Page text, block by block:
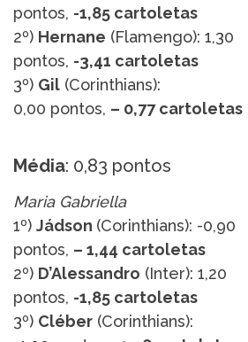
pontos, -1,85 cartoletas
2º) Hernane (Flamengo): 1,30
pontos, -3,41 cartoletas
3º) Gil (Corinthians):
0,00 pontos, – 0,77
Média: 0,83 pontos
Maria Gabriella
1º) Jádson (Corinthians): -0,90
pontos, – 1,44 cartoletas
2º) D’Alessandro (Inter): 1,20
pontos, -1,85 cartoletas
3º) Cléber (Corinthians):